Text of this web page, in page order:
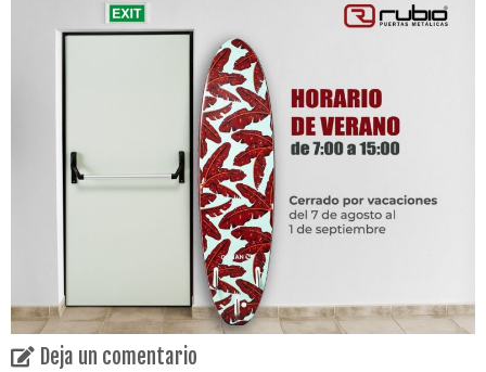
Deja un comentario